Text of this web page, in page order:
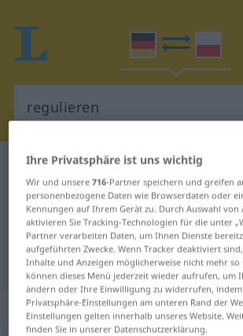
Deutsch-Polnisch Wörterbuch
Deutsch-Polnisch
"regulieren"
"regulieren" Polnisch
„regulieren“
Ihre Privatsphäre ist uns wichtig
Wir und unsere716-Partner speichern und greifen
personenbezogene Daten wie Browserdaten oder
Kennungen auf Ihrem Gerät zu. Durch Auswahl von
aktivieren Sie Tracking-Technologien für die unter
Partner verarbeiten Daten, um Ihnen Dienste
aufgeführten Zwecke. Wenn Tracker deaktiviert
Inhalte und Anzeigen möglicherweise nicht mehr so
können dieses Menü jederzeit wieder aufrufen, um
ändern oder Ihre Einwilligung zu widerrufen, indem
Privatsphäre-Einstellungen am unteren Rand der
Einstellungen gelten innerhalb unseres Website.
finden Sie in unserer Datenschutzerklärung.